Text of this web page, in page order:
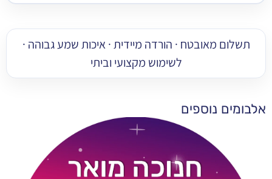
מאובטח · הורדה מיידית · איכות שמע גבוהה ·
לשימוש מקצועי וביתי
נוספים